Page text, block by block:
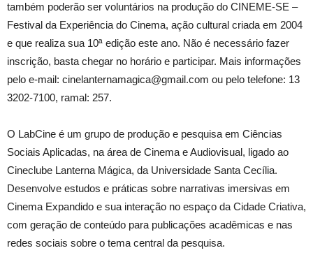
também poderão ser voluntários na produção do CINEME-SE –
Festival da Experiência do Cinema, ação cultural criada em 2004
e que realiza sua 10ª edição este ano. Não é necessário fazer
inscrição, basta chegar no horário e participar. Mais informações
pelo e-mail: cinelanternamagica@gmail.com ou pelo telefone: 13
3202-7100, ramal: 257.
O LabCine é um grupo de produção e pesquisa em Ciências
Sociais Aplicadas, na área de Cinema e Audiovisual, ligado ao
Cineclube Lanterna Mágica, da Universidade Santa Cecília.
Desenvolve estudos e práticas sobre narrativas imersivas em
Cinema Expandido e sua interação no espaço da Cidade Criativa,
com geração de conteúdo para publicações acadêmicas e nas
redes sociais sobre o tema central da pesquisa.